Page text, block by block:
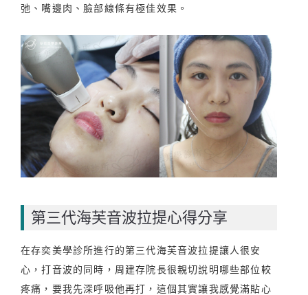
弛、嘴邊肉、臉部線條有極佳效果。
第三代海芙音波拉提心得分享
在存奕美學診所進行的第三代海芙音波拉提讓人很安
心，打音波的同時，周建存院長很親切說明哪些部位較
疼痛，要我先深呼吸他再打，這個其實讓我感覺滿貼心